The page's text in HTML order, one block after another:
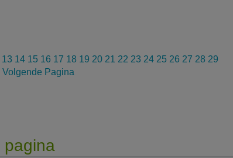
13 14 15 16 17 18 19 20 21 22 23 24 25 26 27 28 29
Volgende Pagina
pagina